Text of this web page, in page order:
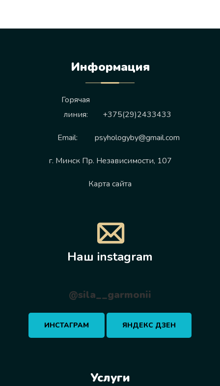
Информация
Горячая
линия:
+375(29)2433433
Email: psyhologyby@gmail.com
г. Минск Пр. Независимости, 107
Карта сайта
Наш instagram
@sila__garmonii
ИНСТАГРАМ ЯНДЕКС ДЗЕН
Услуги